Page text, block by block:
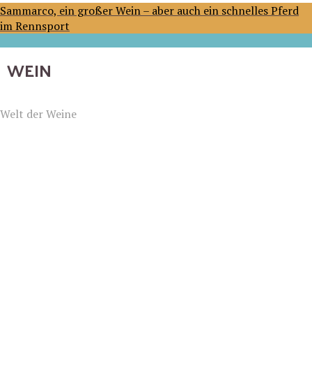
Sammarco, ein großer Wein – aber auch ein schnelles Pferd
im Rennsport
WEIN
Welt der Weine